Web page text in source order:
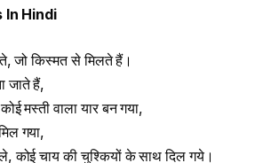
In Hindi
जो किस्मत से मिलते हैं।
जाते हैं,
मस्ती वाला यार बन गया,
गया,
कोई चाय की चुश्कियों के साथ दिल गये।